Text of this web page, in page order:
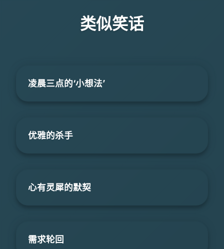
类似笑话
凌晨三点的‘小想法’
优雅的杀手
心有灵犀的默契
需求轮回